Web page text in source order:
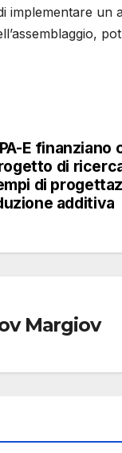
implementare un
E finanziano
di
di
additiva
Margiov